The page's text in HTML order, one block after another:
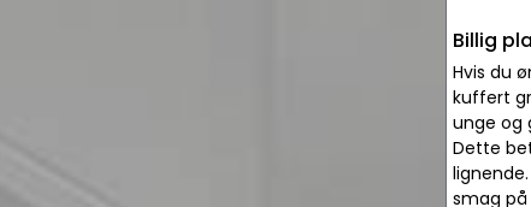
Billig
Hvis du
kuffert
unge og
Dette
smag